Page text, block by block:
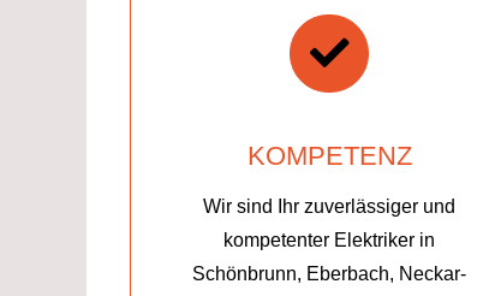
KOMPETENZ
Wir sind Ihr zuverlässiger und
kompetenter Elektriker in
Schönbrunn, Eberbach, Neckar-